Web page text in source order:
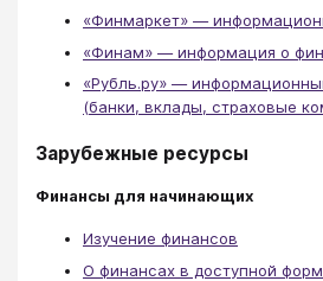
«Финмаркет» —
«Финам» — информация о
«Рубль.ру» —
(банки, вклады, страховые
Зарубежные ресурсы
Финансы для начинающих
Изучение финансов
О финансах в доступной